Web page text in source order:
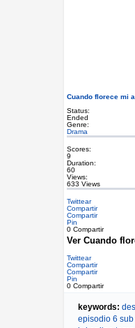
Cuando florece mi
Status:
Ended
Genre:
Drama
Scores:
9
Duration:
60
Views:
633 Views
Twittear
Compartir
Compartir
Pin
0 Compartir
Ver Cuando
Twittear
Compartir
Compartir
Pin
0 Compartir
keywords:
episodio 6